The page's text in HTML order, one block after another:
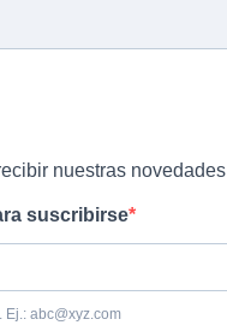
nuestras
suscribirse
Ej.: abc@xyz.com